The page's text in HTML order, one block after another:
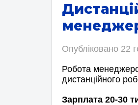
Опубліковано 22
Робота
дистанційного
Зарплата 20-30